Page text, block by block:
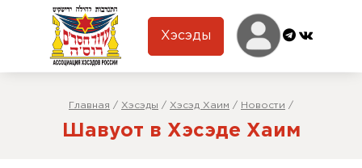
Хэсэды
Главная / Хэсэды / Хэсэд Хаим / Новости /
Шавуот в Хэсэде Хаим